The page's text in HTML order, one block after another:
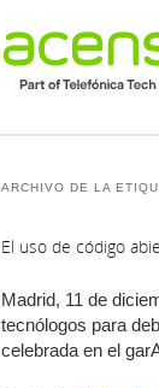
ARCHIVO DE LA
El uso de código
Madrid, 11 de
tecnólogos para
celebrada en el